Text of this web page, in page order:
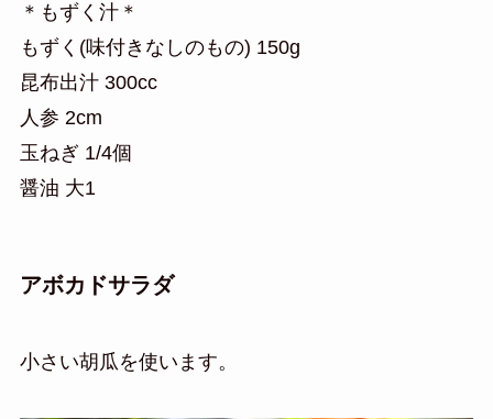
＊もずく汁＊
もずく(味付きなしのもの) 150g
昆布出汁 300cc
人参 2cm
玉ねぎ 1/4個
醤油 大1
アボカドサラダ
小さい胡瓜を使います。